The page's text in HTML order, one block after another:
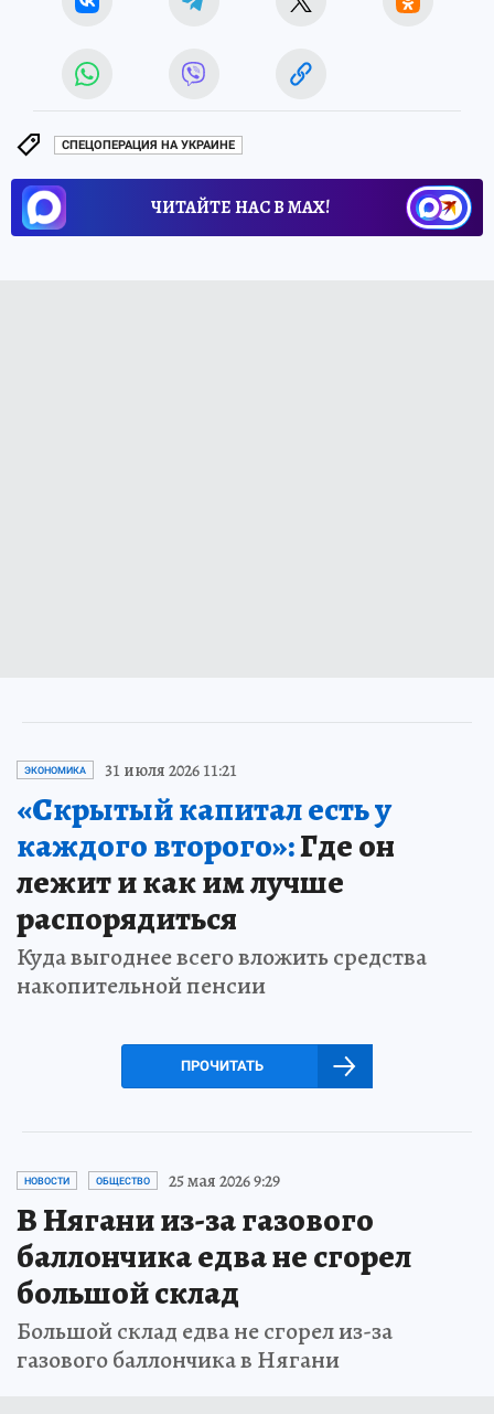
СПЕЦОПЕРАЦИЯ НА УКРАИНЕ
ЧИТАЙТЕ НАС В МАХ!
ЭКОНОМИКА 31 июля 2026 11:21
«Скрытый капитал есть у
каждого второго»:Где он
лежит и как им лучше
распорядиться
Куда выгоднее всего вложить средства
накопительной пенсии
ПРОЧИТАТЬ
НОВОСТИ ОБЩЕСТВО 25 мая 2026 9:29
В Нягани из-за газового
баллончика едва не сгорел
большой склад
Большой склад едва не сгорел из-за
газового баллончика в Нягани